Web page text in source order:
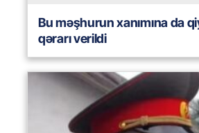
Bu məşhurun xanımına da
qərarı verildi